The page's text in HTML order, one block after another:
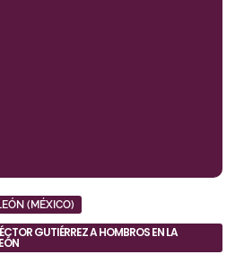
(MÉXICO)
GUTIÉRREZ A HOMBROS EN LA